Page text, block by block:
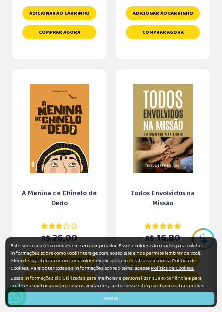
ADICIONAR AO CARRINHO
COMPRAR AGORA
ADICIONAR AO CARRINHO
COMPRAR AGORA
A Menina de Chinelo de
Dedo
R$26,00
ADICIONAR AO CARRINHO
COMPRAR AGORA
Todos Envolvidos na
Missão
R$16,80
ADICIONAR AO CARRINHO
COMPRAR AGORA
Este site armazena cookies em seu computador. Esses cookies são usados para coletar
informações sobre como você interage com nosso site e nos permite lembrar de você.
Além disso, utilizamos outros cookies explicados em detalhes em nossa Política de
Cookies. Para obter todas as informações sobre o tema, acessePolítica de Cookies.
Essas informações são utilizadas para melhorar e personalizar sua experiência e para
análises e métricas sobre nossos visitantes, tanto nesse site quanto em outras mídias.
Aceito